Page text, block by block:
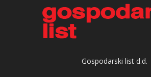
Gospodarski list d.d.